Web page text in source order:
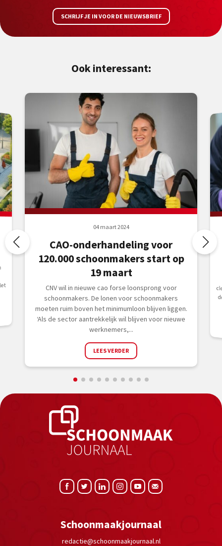
SCHRIJF JE IN VOOR DE NIEUWSBRIEF
Ook interessant:
04 maart 2024
CAO-onderhandeling voor
120.000 schoonmakers start op
19 maart
CNV wil in nieuwe cao forse loonsprong voor
schoonmakers. De lonen voor schoonmakers
moeten ruim boven het minimumloon blijven liggen.
‘Als de sector aantrekkelijk wil blijven voor nieuwe
werknemers,...
LEES VERDER
Schoonmaakjournaal
redactie@schoonmaakjournaal.nl